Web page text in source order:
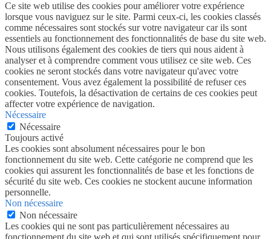
Ce site web utilise des cookies pour améliorer votre expérience
lorsque vous naviguez sur le site. Parmi ceux-ci, les cookies classés
comme nécessaires sont stockés sur votre navigateur car ils sont
essentiels au fonctionnement des fonctionnalités de base du site web.
Nous utilisons également des cookies de tiers qui nous aident à
analyser et à comprendre comment vous utilisez ce site web. Ces
cookies ne seront stockés dans votre navigateur qu'avec votre
consentement. Vous avez également la possibilité de refuser ces
cookies. Toutefois, la désactivation de certains de ces cookies peut
affecter votre expérience de navigation.
Nécessaire
Nécessaire
Toujours activé
Les cookies sont absolument nécessaires pour le bon
fonctionnement du site web. Cette catégorie ne comprend que les
cookies qui assurent les fonctionnalités de base et les fonctions de
sécurité du site web. Ces cookies ne stockent aucune information
personnelle.
Non nécessaire
Non nécessaire
Les cookies qui ne sont pas particulièrement nécessaires au
fonctionnement du site web et qui sont utilisés spécifiquement pour